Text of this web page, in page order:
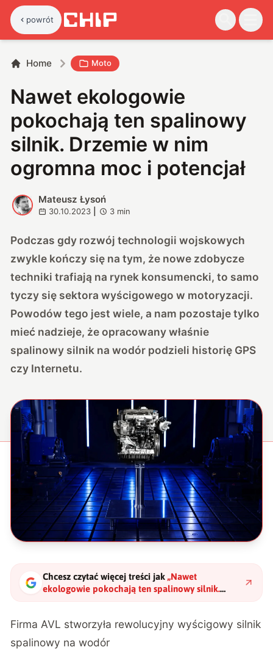
powrót
Home Moto
Nawet ekologowie
pokochają ten spalinowy
silnik. Drzemie w nim
ogromna moc i potencjał
M
Mateusz Łysoń
30.10.2023 3 min
Podczas gdy rozwój technologii wojskowych
zwykle kończy się na tym, że nowe zdobycze
techniki trafiają na rynek konsumencki, to samo
tyczy się sektora wyścigowego w motoryzacji.
Powodów tego jest wiele, a nam pozostaje tylko
mieć nadzieje, że opracowany właśnie
spalinowy silnik na wodór podzieli historię GPS
czy Internetu.
Chcesz czytać więcej treści jak „Nawet
ekologowie pokochają ten spalinowy silnik.
Drzemie w nim ogromna moc i potencjał"?
Firma AVL stworzyła rewolucyjny wyścigowy silnik
spalinowy na wodór